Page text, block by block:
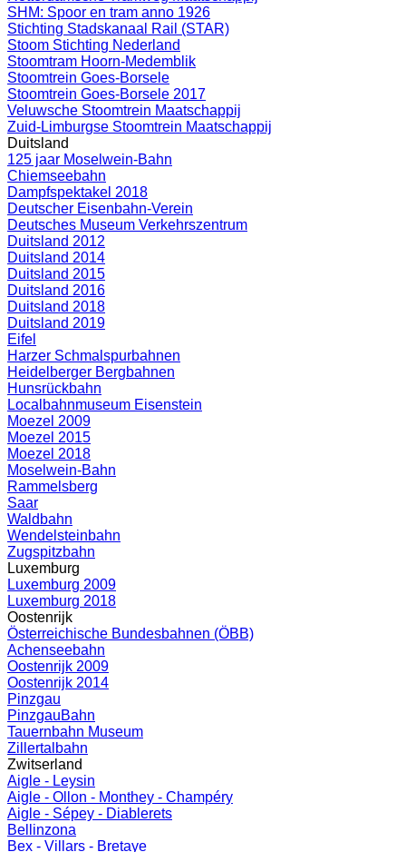
SHM: Spoor en tram anno 1926
Stichting Stadskanaal Rail (STAR)
Stoom Stichting Nederland
Stoomtram Hoorn-Medemblik
Stoomtrein Goes-Borsele
Stoomtrein Goes-Borsele 2017
Veluwsche Stoomtrein Maatschappij
Zuid-Limburgse Stoomtrein Maatschappij
Duitsland
125 jaar Moselwein-Bahn
Chiemseebahn
Dampfspektakel 2018
Deutscher Eisenbahn-Verein
Deutsches Museum Verkehrszentrum
Duitsland 2012
Duitsland 2014
Duitsland 2015
Duitsland 2016
Duitsland 2018
Duitsland 2019
Eifel
Harzer Schmalspurbahnen
Heidelberger Bergbahnen
Hunsrückbahn
Localbahnmuseum Eisenstein
Moezel 2009
Moezel 2015
Moezel 2018
Moselwein-Bahn
Rammelsberg
Saar
Waldbahn
Wendelsteinbahn
Zugspitzbahn
Luxemburg
Luxemburg 2009
Luxemburg 2018
Oostenrijk
Österreichische Bundesbahnen (ÖBB)
Achenseebahn
Oostenrijk 2009
Oostenrijk 2014
Pinzgau
PinzgauBahn
Tauernbahn Museum
Zillertalbahn
Zwitserland
Aigle - Leysin
Aigle - Ollon - Monthey - Champéry
Aigle - Sépey - Diablerets
Bellinzona
Bex - Villars - Bretaye